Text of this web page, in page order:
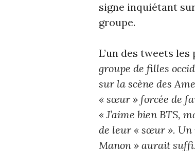
signe inquiétant
groupe.
L’un des tweets
groupe de filles
sur la scène des
« sœur » forcée de
« J’aime bien BTS,
de leur « sœur ». Un
Manon » aurait